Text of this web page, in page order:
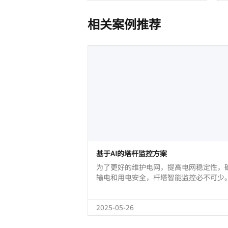
相关案例推荐
基于AI的塔杆监控方案
为了更好的维护电网，提高电网稳定性，
输电和用电安全，杆塔智能监控必不可少
2025-05-26